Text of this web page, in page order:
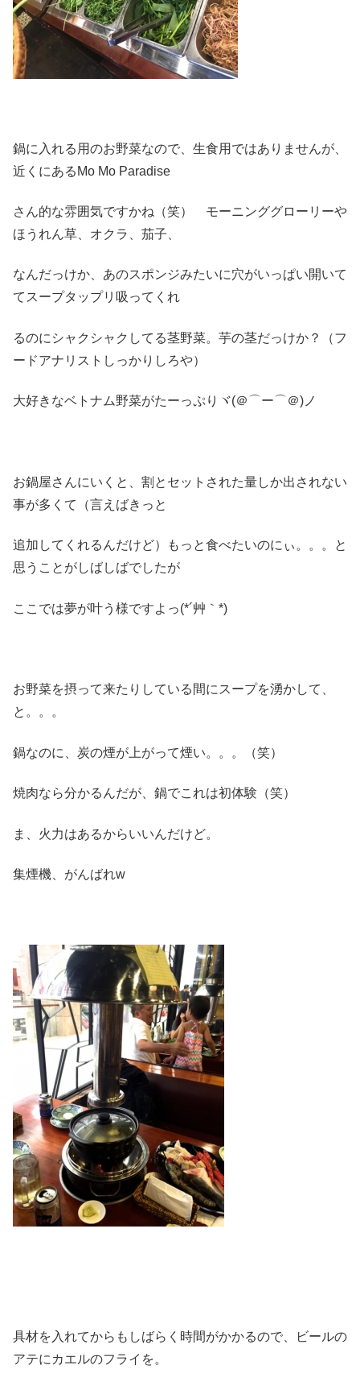
鍋に入れる用のお野菜なので、生食用ではありませんが、
近くにあるMo Mo Paradise
さん的な雰囲気ですかね（笑） モーニンググローリーや
ほうれん草、オクラ、茄子、
なんだっけか、あのスポンジみたいに穴がいっぱい開いて
てスープタップリ吸ってくれ
るのにシャクシャクしてる茎野菜。芋の茎だっけか？（フ
ードアナリストしっかりしろや）
大好きなベトナム野菜がたーっぷりヾ(＠⌒ー⌒＠)ノ
お鍋屋さんにいくと、割とセットされた量しか出されない
事が多くて（言えばきっと
追加してくれるんだけど）もっと食べたいのにぃ。。。と
思うことがしばしばでしたが
ここでは夢が叶う様ですよっ(*´艸｀*)
お野菜を摂って来たりしている間にスープを湧かして、
と。。。
鍋なのに、炭の煙が上がって煙い。。。（笑）
焼肉なら分かるんだが、鍋でこれは初体験（笑）
ま、火力はあるからいいんだけど。
集煙機、がんばれw
具材を入れてからもしばらく時間がかかるので、ビールの
アテにカエルのフライを。